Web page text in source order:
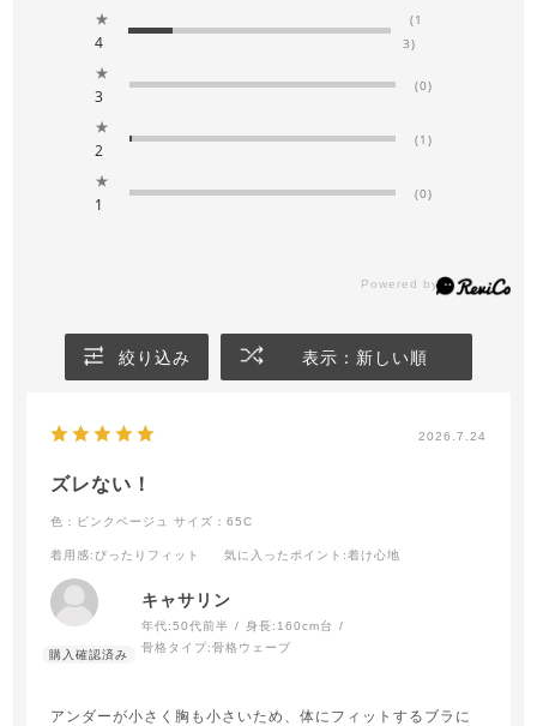
★
4
(1
3)
★
3
(0)
★
2
(1)
★
1
(0)
絞り込み 表示：新しい順
2026.7.24
ズレない！
色：ピンクベージュ サイズ：65C
着用感:ぴったりフィット 気に入ったポイント :着け心地
キャサリン
年代:50代前半 身長: 160cm台
骨格タイプ:骨格ウェーブ
アンダーが小さく胸も小さいため、体にフィットするブラに